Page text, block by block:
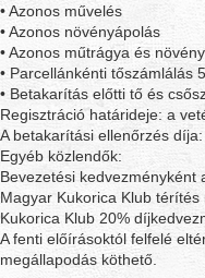
• Azonos művelés
• Azonos növényápolás
• Azonos műtrágya és
• Parcellánkénti tőszámlálás
• Betakarítás előtti tő és
Regisztráció határideje: a
A betakarítási ellenőrzés
Egyéb közlendők:
Bevezetési
Magyar Kukorica Klub
Kukorica Klub 20%
A fenti előírásoktól felfelé
megállapodás köthető.